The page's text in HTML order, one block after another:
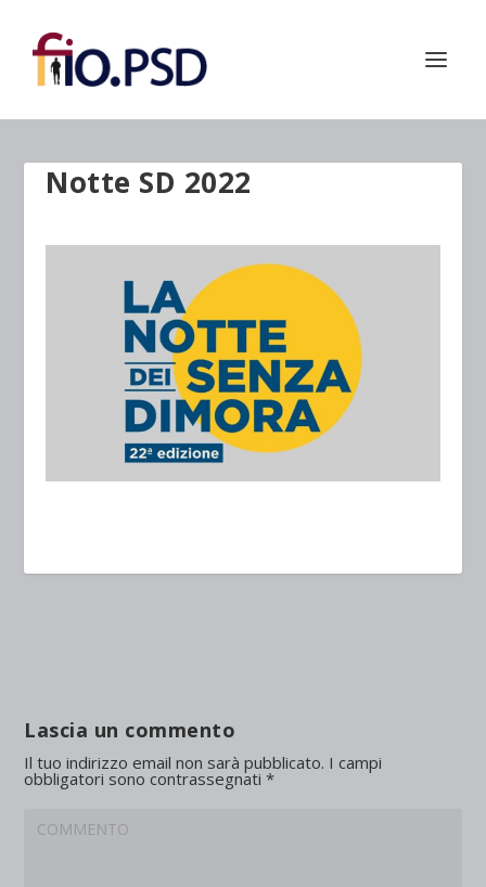
Notte SD 2022
Lascia un commento
Il tuo indirizzo email non sarà pubblicato. I campi
obbligatori sono contrassegnati*